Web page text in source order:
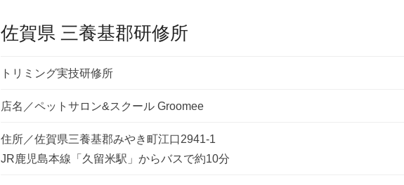
佐賀県 三養基郡研修所
トリミング実技研修所
店名／ペットサロン&スクール Groomee
住所／佐賀県三養基郡みやき町江口2941-1
JR鹿児島本線「久留米駅」からバスで約10分